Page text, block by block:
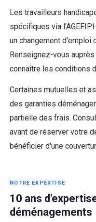
Les travailleurs
spécifiques via
un changement d'emploi
Renseignez-vous
connaître les conditions
Certaines mutuelles et
des garanties
partielle des frais.
avant de réserver votre
bénéficier d'une
NOTRE EXPERTISE
10 ans
déménagements